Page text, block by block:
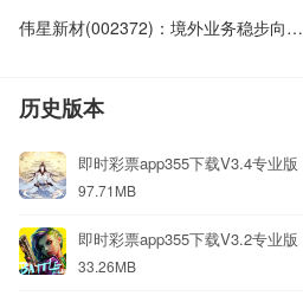
伟星新材(002372)：境外业务稳步向好 PPR主业韧性仍存
历史版本
即时彩票app355下载V3.4专业版
97.71MB
即时彩票app355下载V3.2专业版
33.26MB